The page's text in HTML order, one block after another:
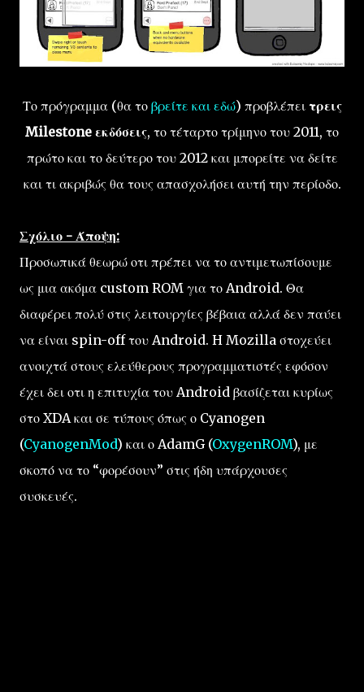
Το πρόγραμμα (θα το βρείτε και εδώ) προβλέπει τρεις
Milestone εκδόσεις, το τέταρτο τρίμηνο του 2011, το
πρώτο και το δεύτερο του 2012 και μπορείτε να δείτε
και τι ακριβώς θα τους απασχολήσει αυτή την περίοδο.
Σχόλιο - Άποψη:
Προσωπικά θεωρώ οτι πρέπει να το αντιμετωπίσουμε
ως μια ακόμα custom ROM για το Android. Θα
διαφέρει πολύ στις λειτουργίες βέβαια αλλά δεν παύει
να είναι spin-off του Android. H Mozilla στοχεύει
ανοιχτά στους ελεύθερους προγραμματιστές εφόσον
έχει δει οτι η επιτυχία του Android βασίζεται κυρίως
στο XDA και σε τύπους όπως ο Cyanogen
(CyanogenMod) και ο AdamG (OxygenROM), με
σκοπό να το “φορέσουν” στις ήδη υπάρχουσες
συσκευές.